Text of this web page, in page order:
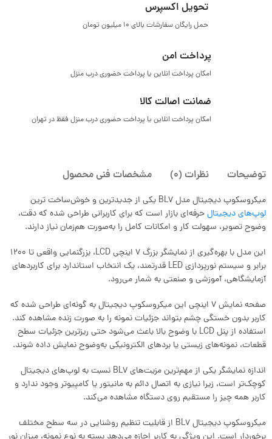
تحویل اکسپرس
حمل رایگان سفارشات بالای ۱۰ میلیون تومان
پرداخت امن
امکان پرداخت انلاین یا پرداخت حضوری درب منزل
ضمانت اصالت کالا
امکان پرداخت انلاین یا پرداخت حضوری درب منزل فقظ در تهران
توضیحات نظرات (0) مشخصات فنی محصول
میکروسکوپ دیجیتال مدل BL7 یکی از جدیدترین و خوش‌ساخت‌ ترین
لوپ‌های دیجیتالحرفه‌ای بازار است که برای کاربرانی طراحی شده که دقت،
وضوح تصویر، سهولت کار و امکانات کامل را به‌صورت هم‌زمان نیاز دارند.
این مدل با بهره‌گیری از نمایشگر بزرگ ۷ اینچی LCD، بزرگنمایی واقعی تا 1200
برابر و سیستم نورپردازی LED قدرتمند، یک انتخاب استاندارد برای کاربردهای
آزمایشگاهی، آموزشی و صنعتی به شمار می‌رود.
صفحه‌ نمایش ۷ اینچی این میکروسکوپ دیجیتال به‌ گونه‌ای طراحی شده که
کاربر بدون خستگی چشم بتواند جزئیات نمونه را به‌ صورت زنده مشاهده کند.
استفاده از پنل LCD با وضوح بالا باعث می‌شود حتی ریزترین جزئیات سطح
قطعات، نمونه‌های زیستی یا بردهای الکترونیکی به‌وضوح نمایش داده شوند.
اندازه نمایشگر یکی از مهم‌ترین مزیت‌های BL7 نسبت به لوپ‌های دیجیتال
کوچک‌تر است، زیرا نیازی به اتصال دائم به مانیتور یا کامپیوتر وجود ندارد و
کاربر همه چیز را مستقیم روی دستگاه مشاهده می‌کند.
میکروسکوپ دیجیتال BL7 از قابلیت تنظیم روشنایی در سه سطح مختلف